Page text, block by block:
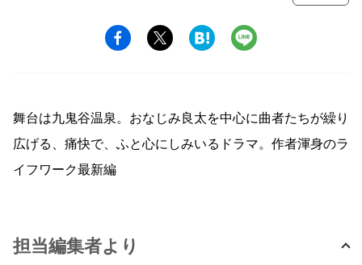
舞台は九鬼谷温泉。おなじみ良太を中心に曲者たちが繰り
広げる、痛快で、ふと心にしみいるドラマ。作者渾身のラ
イフワーク最新編
担当編集者より